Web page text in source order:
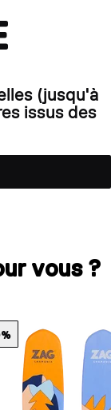
(jusqu'à
issus des
vous ?